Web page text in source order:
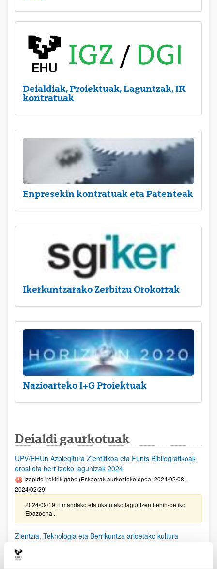
Deialdiak, Proiektuak, Laguntzak, IK
kontratuak
Enpresekin kontratuak eta Patenteak
Ikerkuntzarako Zerbitzu Orokorrak
Nazioarteko I+G Proiektuak
Deialdi gaurkotuak
UPV/EHUn Azpiegitura Zientifikoa eta Funts Bibliografikoak
erosi eta berritzeko laguntzak 2024
Izapide irekirik gabe (Eskaerak aurkezteko epea: 2024/02/08 -
2024/02/29)
2024/09/19: Emandako eta ukatutako laguntzen behin-betiko
Ebazpena .
Zientzia, Teknologia eta Berrikuntza arloetako kultura